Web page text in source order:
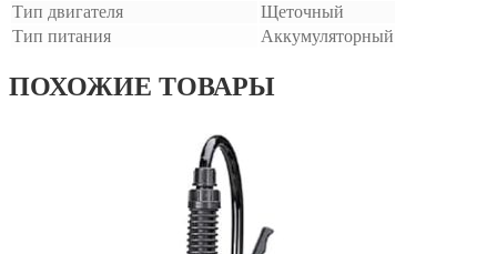
Тип двигателя
Щеточный
Тип питания
Аккумуляторный
ПОХОЖИЕ ТОВАРЫ